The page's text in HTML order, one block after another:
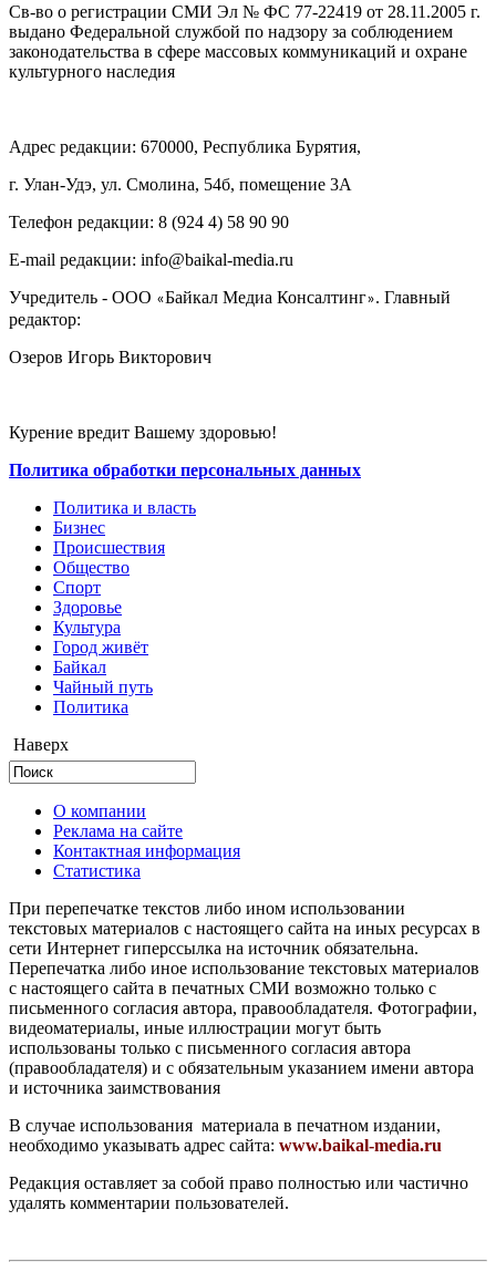
Св-во о регистрации СМИ Эл № ФС 77-22419 от 28.11.2005 г.
выдано Федеральной службой по надзору за соблюдением
законодательства в сфере массовых коммуникаций и охране
культурного наследия
Адрес редакции: 670000, Республика Бурятия,
г. Улан-Удэ, ул. Смолина, 54б, помещение 3А
Телефон редакции: ‎‎8 (924 4) 58 90 90
E-mail редакции: info@baikal-media.ru
Учредитель - ООО «Байкал Медиа Консалтинг». Главный
редактор:
Озеров Игорь Викторович
Курение вредит Вашему здоровью!
Политика обработки персональных данных
Политика и власть
Бизнес
Происшествия
Общество
Cпорт
Здоровье
Культура
Город живёт
Байкал
Чайный путь
Политика
Наверх
О компании
Реклама на сайте
Контактная информация
Статистика
При перепечатке текстов либо ином использовании
текстовых материалов с настоящего сайта на иных ресурсах в
сети Интернет гиперссылка на источник обязательна.
Перепечатка либо иное использование текстовых материалов
с настоящего сайта в печатных СМИ возможно только с
письменного согласия автора, правообладателя. Фотографии,
видеоматериалы, иные иллюстрации могут быть
использованы только с письменного согласия автора
(правообладателя) и с обязательным указанием имени автора
и источника заимствования
В случае использования материала в печатном издании,
необходимо указывать адрес сайта: www.baikal-media.ru
Редакция оставляет за собой право полностью или частично
удалять комментарии пользователей.